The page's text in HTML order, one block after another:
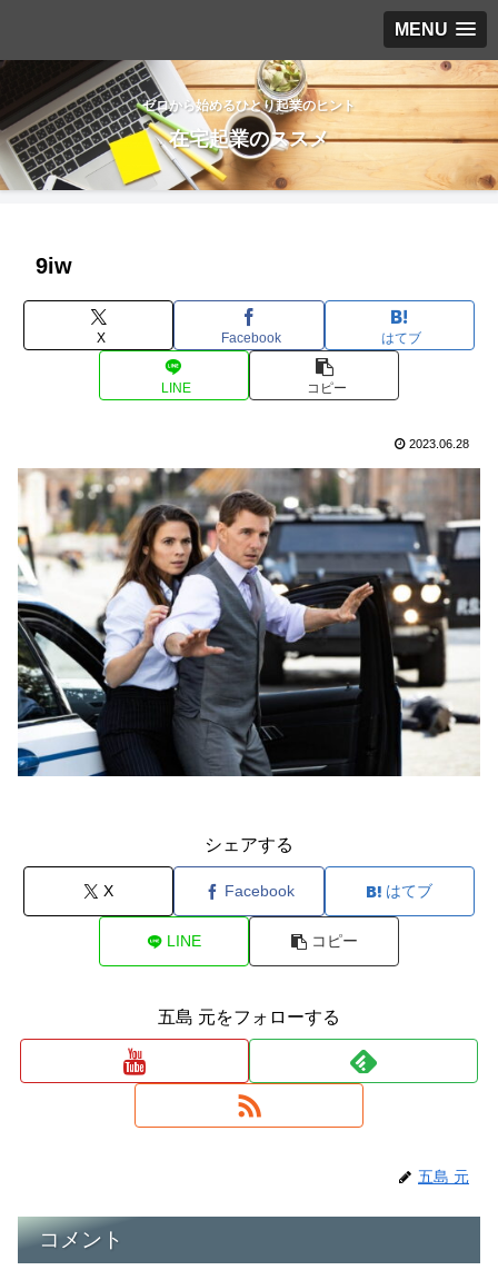
MENU
ゼロから始めるひとり起業のヒント
在宅起業のススメ
9iw
X Facebook はてブ
LINE コピー
2023.06.28
シェアする
X Facebook はてブ
LINE コピー
五島 元をフォローする
五島 元
コメント